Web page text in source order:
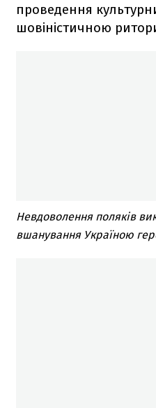
проведення
шовіністичною
Невдоволення поляків
вшанування Україною